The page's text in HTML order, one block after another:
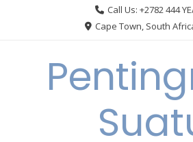
Call Us: +2782 444
Cape Town, South